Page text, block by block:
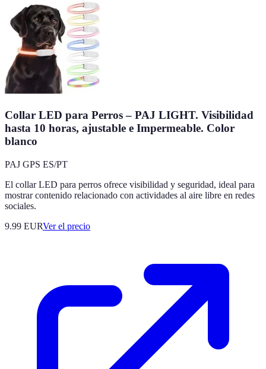
Collar LED para Perros – PAJ LIGHT. Visibilidad
hasta 10 horas, ajustable e Impermeable. Color
blanco
PAJ GPS ES/PT
El collar LED para perros ofrece visibilidad y seguridad, ideal para
mostrar contenido relacionado con actividades al aire libre en redes
sociales.
9.99 EURVer el precio